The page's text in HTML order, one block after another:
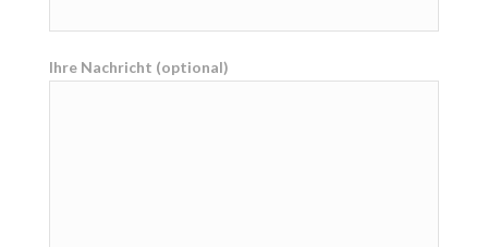
Ihre Nachricht (optional)